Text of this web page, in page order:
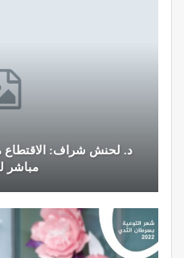
د. لحنش شراف: الاقتطاع
مباشر